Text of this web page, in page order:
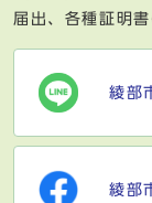
届出、各種証明
綾部
綾部